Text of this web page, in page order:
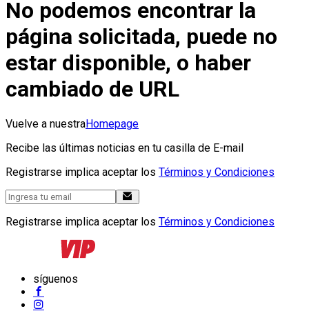
No podemos encontrar la
página solicitada, puede no
estar disponible, o haber
cambiado de URL
Vuelve a nuestraHomepage
Recibe las últimas noticias en tu casilla de E-mail
Registrarse implica aceptar los Términos y Condiciones
Registrarse implica aceptar los Términos y Condiciones
síguenos